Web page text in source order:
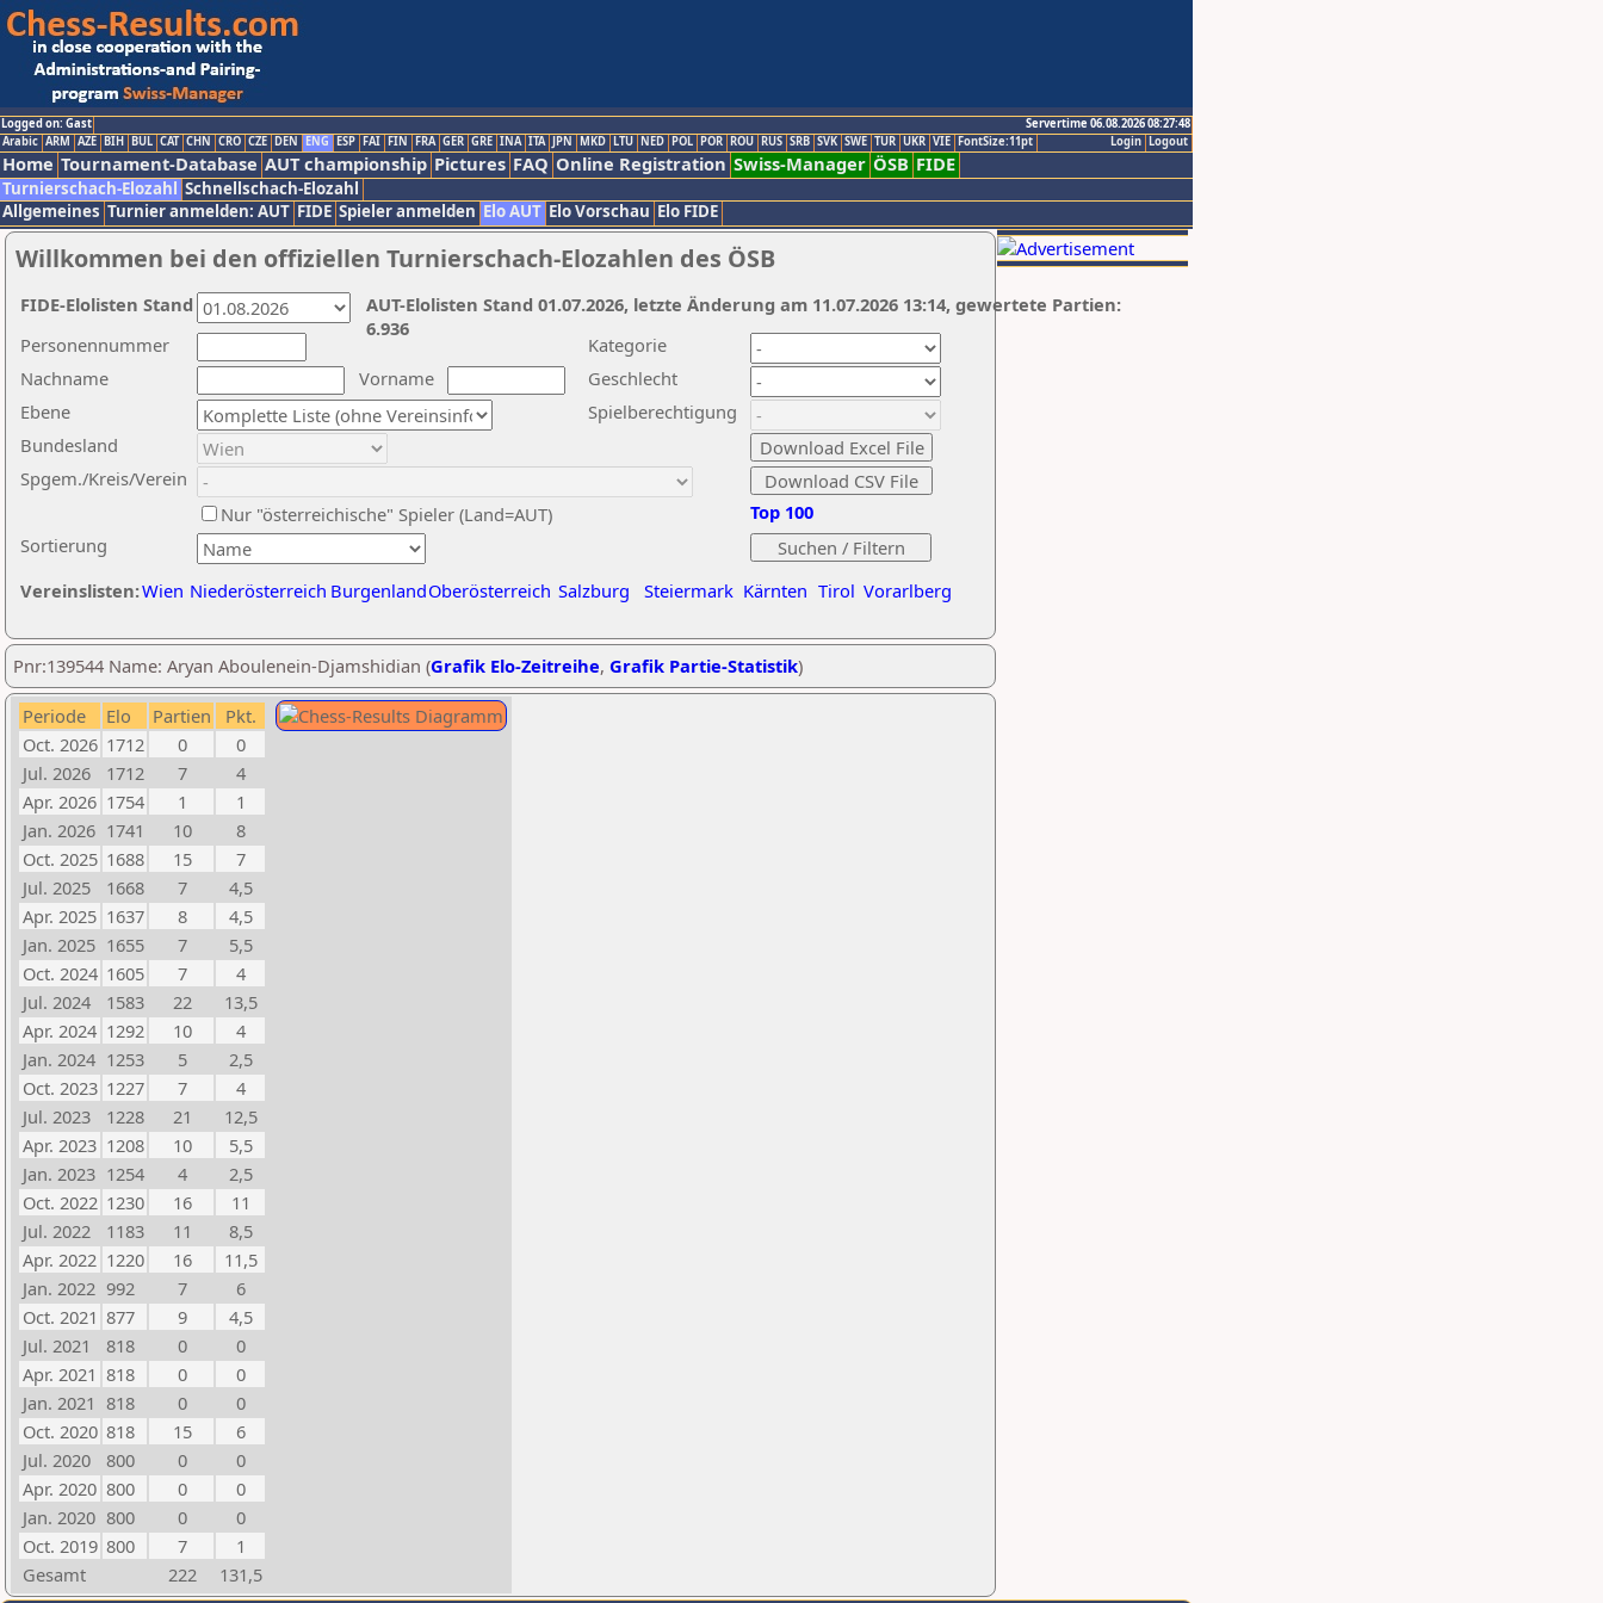
Logged on: Gast
Servertime 06.08.2026 08:27:48
Logout
Login
Arabic ARM AZE BIH BUL CAT CHN CRO CZE DEN ENG ESP FAI FIN FRA GER GRE INA ITA JPN MKD LTU NED POL POR ROU RUS SRB SVK SWE TUR UKR VIE FontSize:11pt
Home Tournament-Database AUT championship Pictures FAQ Online Registration Swiss-Manager ÖSB FIDE
Turnierschach-Elozahl Schnellschach-Elozahl
Allgemeines Turnier anmelden: AUT FIDE Spieler anmelden Elo AUT Elo Vorschau Elo FIDE
Willkommen bei den offiziellen Turnierschach-Elozahlen des ÖSB
Nachname
Vorname
Ebene
Kategorie
Sortierung
Personennummer
Bundesland
Spgem./Kreis/Verein
Geschlecht
Nur "österreichische" Spieler (Land=AUT)
Spielberechtigung
Vereinslisten:Wien Niederösterreich BurgenlandOberösterreich Salzburg Steiermark Kärnten Tirol Vorarlberg
Top 100
AUT-Elolisten Stand 01.07.2026, letzte Änderung am 11.07.2026 13:14, gewertete Partien:
6.936
FIDE-Elolisten Stand
Pnr:139544 Name: Aryan Aboulenein-Djamshidian (Grafik Elo-Zeitreihe, Grafik Partie-Statistik)
Periode Elo Partien
Pkt.
Oct. 2026 1712 0
0
Jul. 2026
1712 7
4
Apr. 2026 1754 1
1
Jan. 2026 1741 10
8
Oct. 2025 1688 15
7
Jul. 2025
1668 7
4,5
Apr. 2025 1637 8
4,5
Jan. 2025 1655 7
5,5
Oct. 2024 1605 7
4
Jul. 2024
1583 22
13,5
Apr. 2024 1292 10
4
Jan. 2024 1253 5
2,5
Oct. 2023 1227 7
4
Jul. 2023
1228 21
12,5
Apr. 2023 1208 10
5,5
Jan. 2023 1254 4
2,5
Oct. 2022 1230 16
11
Jul. 2022
1183 11
8,5
Apr. 2022 1220 16
11,5
Jan. 2022 992 7
6
Oct. 2021 877 9
4,5
Jul. 2021
818 0
0
Apr. 2021 818 0
0
Jan. 2021 818 0
0
Oct. 2020 818 15
6
Jul. 2020
800 0
0
Apr. 2020 800 0
0
Jan. 2020 800 0
0
Oct. 2019 800 7
1
Gesamt
222 131,5